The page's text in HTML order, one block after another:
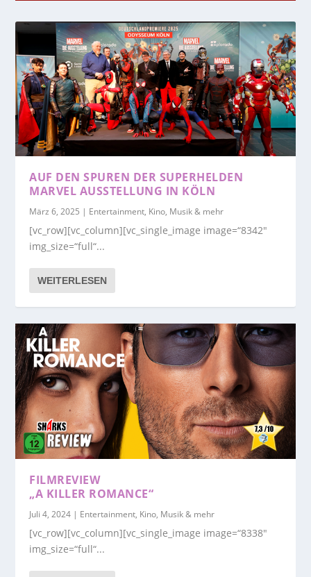
AUF DEN SPUREN DER SUPERHELDEN
MARVEL AUSSTELLUNG IN KÖLN
März 6, 2025 | Entertainment, Kino, Musik & mehr
[vc_row][vc_column][vc_single_image image=“8342″
img_size=“full“...
WEITERLESEN
FILMREVIEW
„A KILLER ROMANCE“
Juli 4, 2024 | Entertainment, Kino, Musik & mehr
[vc_row][vc_column][vc_single_image image=“8338″
img_size=“full“...